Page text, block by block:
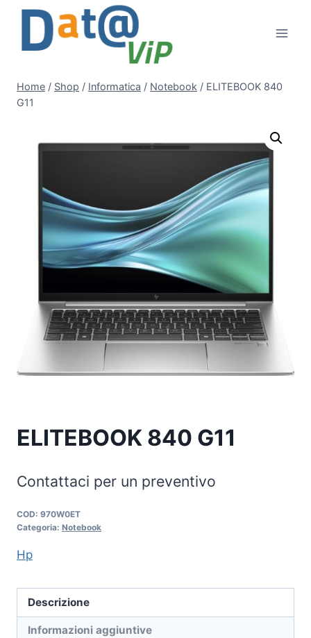
Salta
contenuto
Home / Shop / Informatica / Notebook / ELITEBOOK 840
G11
ELITEBOOK 840 G11
Contattaci per un preventivo
COD: 970W0ET
Categoria: Notebook
Hp
Descrizione
Informazioni aggiuntive